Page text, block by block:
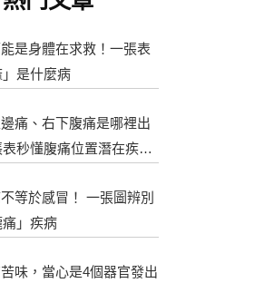
是身體在求救！一張表
是什麼病
痛、右下腹痛是哪裡出
秒懂腹痛位置潛在疾病
等於感冒！ 一張圖辨別
」疾病
味，當心是4個器官發出